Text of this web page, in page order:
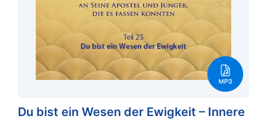
Du bist ein Wesen der Ewigkeit – Innere